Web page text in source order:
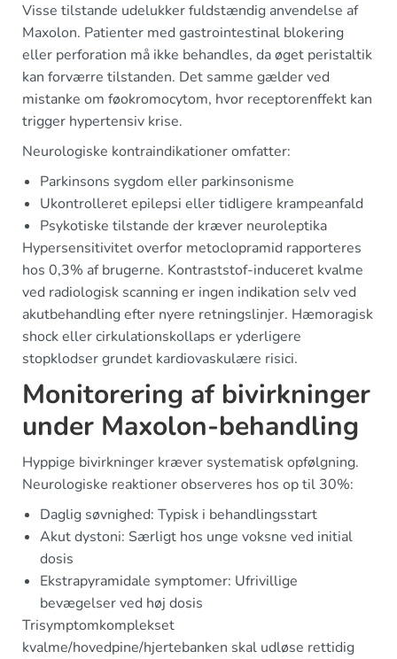
Visse tilstande udelukker fuldstændig anvendelse af
Maxolon. Patienter med gastrointestinal blokering
eller perforation må ikke behandles, da øget peristaltik
kan forværre tilstanden. Det samme gælder ved
mistanke om føokromocytom, hvor receptorenffekt kan
trigger hypertensiv krise.
Neurologiske kontraindikationer omfatter:
Parkinsons sygdom eller parkinsonisme
Ukontrolleret epilepsi eller tidligere krampeanfald
Psykotiske tilstande der kræver neuroleptika
Hypersensitivitet overfor metoclopramid rapporteres
hos 0,3% af brugerne. Kontraststof-induceret kvalme
ved radiologisk scanning er ingen indikation selv ved
akutbehandling efter nyere retningslinjer. Hæmoragisk
shock eller cirkulationskollaps er yderligere
stopklodser grundet kardiovaskulære risici.
Monitorering af bivirkninger
under Maxolon-behandling
Hyppige bivirkninger kræver systematisk opfølgning.
Neurologiske reaktioner observeres hos op til 30%:
Daglig søvnighed: Typisk i behandlingsstart
Akut dystoni: Særligt hos unge voksne ved initial
dosis
Ekstrapyramidale symptomer: Ufrivillige
bevægelser ved høj dosis
Trisymptomkomplekset
kvalme/hovedpine/hjertebanken skal udløse rettidig